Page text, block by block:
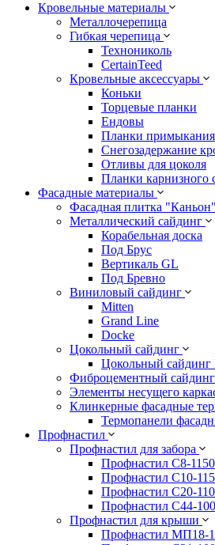
Кровельные материалы
Металлочерепица
Гибкая черепица
Технониколь
CertainTeed
Кровельные аксессуары
Коньки
Торцевые планки
Ендовы
Планки примыкания
Снегозадержание
Отливы для цоколя
Планки карнизного
Фасадные материалы
Фасадная плитка "Каньон"
Металлический сайдинг
Корабельная доска
Под Брус
Вертикаль GL
Под Бревно
Виниловый сайдинг
Mitten
Grand Line
Docke
Цокольный сайдинг
Цокольный
Фиброцементный сайдинг
Элементы несущего
Клинкерные фасадные
Термопанели
Профнастил
Профнастил для забора
Профнастил С8-
Профнастил С10-
Профнастил С20-
Профнастил С44-
Профнастил для крыши
Профнастил МП18-